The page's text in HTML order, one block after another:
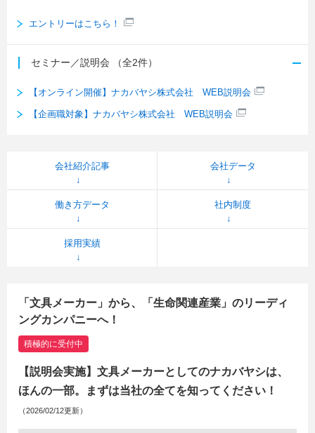
エントリーはこちら！
セミナー／説明会 （全2件）
【オンライン開催】ナカバヤシ株式会社 WEB説明会
【企画職対象】ナカバヤシ株式会社 WEB説明会
会社紹介記事 会社データ
働き方データ 社内制度
採用実績
「文具メーカー」から、「生命関連産業」のリーディ
ングカンパニーへ！
積極的に受付中
【説明会実施】文具メーカーとしてのナカバヤシは、
ほんの一部。まずは当社の全てを知ってください！
（2026/02/12更新）